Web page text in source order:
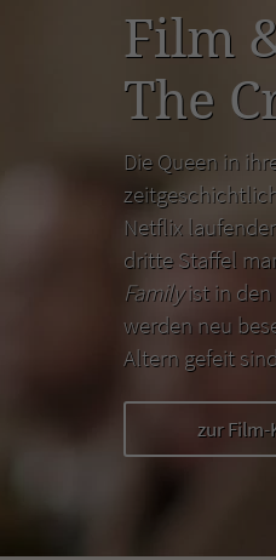
Film
The
Die Queen in
Netflix
dritte Staffel
Familyist in den
werden neu
Altern gefeit
zur